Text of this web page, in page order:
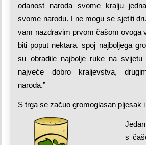
odanost naroda svome kralju
svome narodu. I ne mogu se sjetiti
vam nazdravim prvom čašom ovoga
biti poput nektara, spoj najboljega
su obradile najbolje ruke na
najveće dobro kraljevstva,
naroda.”
S trga se začuo gromoglasan pljesak
s